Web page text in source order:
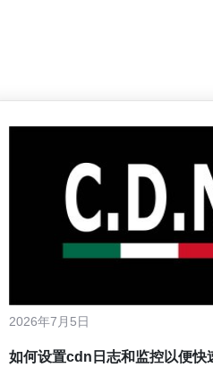
2026年7月5日
如何设置cdn日志和监控以便快